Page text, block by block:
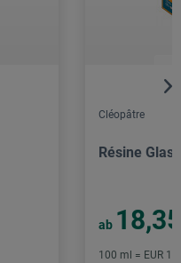
Cléopâtre
Résine
ab 18,35
100 ml = EUR